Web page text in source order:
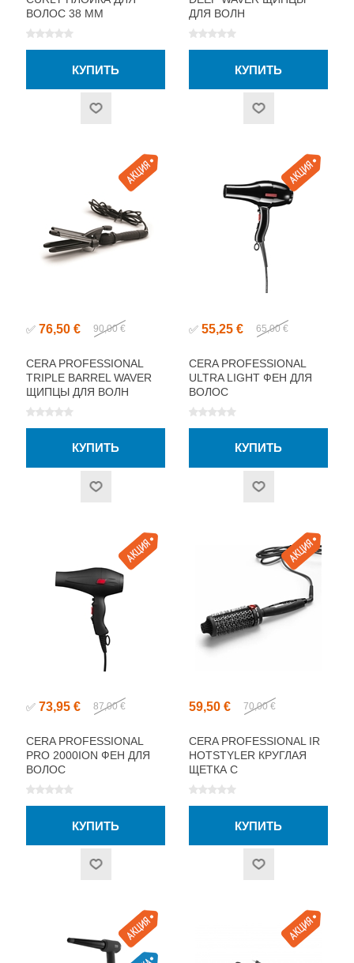
ВОЛОС 38 ММ
ДЛЯ ВОЛН
✅ 76,50 € 90,00 €
CERA PROFESSIONAL
TRIPLE BARREL WAVER
ЩИПЦЫ ДЛЯ ВОЛН
✅ 55,25 € 65,00 €
CERA PROFESSIONAL
ULTRA LIGHT ФЕН ДЛЯ
ВОЛОС
✅ 73,95 € 87,00 €
CERA PROFESSIONAL
PRO 2000ION ФЕН ДЛЯ
ВОЛОС
59,50 € 70,00 €
CERA PROFESSIONAL IR
HOTSTYLER КРУГЛАЯ
ЩЕТКА С
РЕГУЛИРОВКОЙ